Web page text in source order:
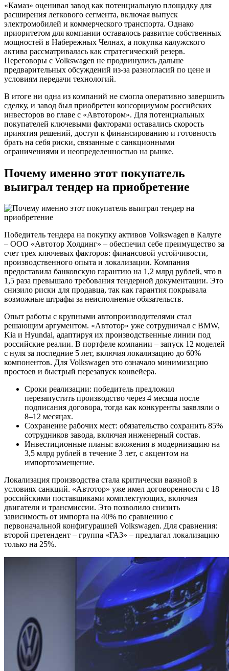
«Камаз» оценивал завод как потенциальную площадку для
расширения легкового сегмента, включая выпуск
электромобилей и коммерческого транспорта. Однако
приоритетом для компании оставалось развитие собственных
мощностей в Набережных Челнах, а покупка калужского
актива рассматривалась как стратегический резерв.
Переговоры с Volkswagen не продвинулись дальше
предварительных обсуждений из-за разногласий по цене и
условиям передачи технологий.
В итоге ни одна из компаний не смогла оперативно завершить
сделку, и завод был приобретен консорциумом российских
инвесторов во главе с «Автотором». Для потенциальных
покупателей ключевыми факторами оставались скорость
принятия решений, доступ к финансированию и готовность
брать на себя риски, связанные с санкционными
ограничениями и неопределенностью на рынке.
Почему именно этот покупатель
выиграл тендер на приобретение
Победитель тендера на покупку активов Volkswagen в Калуге
– ООО «Автотор Холдинг» – обеспечил себе преимущество за
счет трех ключевых факторов: финансовой устойчивости,
производственного опыта и локализации. Компания
предоставила банковскую гарантию на 1,2 млрд рублей, что в
1,5 раза превышало требования тендерной документации. Это
снизило риски для продавца, так как гарантия покрывала
возможные штрафы за неисполнение обязательств.
Опыт работы с крупными автопроизводителями стал
решающим аргументом. «Автотор» уже сотрудничал с BMW,
Kia и Hyundai, адаптируя их производственные линии под
российские реалии. В портфеле компании – запуск 12 моделей
с нуля за последние 5 лет, включая локализацию до 60%
компонентов. Для Volkswagen это означало минимизацию
простоев и быстрый перезапуск конвейера.
Сроки реализации: победитель предложил
перезапустить производство через 4 месяца после
подписания договора, тогда как конкуренты заявляли о
8–12 месяцах.
Сохранение рабочих мест: обязательство сохранить 85%
сотрудников завода, включая инженерный состав.
Инвестиционные планы: вложения в модернизацию на
3,5 млрд рублей в течение 3 лет, с акцентом на
импортозамещение.
Локализация производства стала критически важной в
условиях санкций. «Автотор» уже имел договоренности с 18
российскими поставщиками комплектующих, включая
двигатели и трансмиссии. Это позволило снизить
зависимость от импорта на 40% по сравнению с
первоначальной конфигурацией Volkswagen. Для сравнения:
второй претендент – группа «ГАЗ» – предлагал локализацию
только на 25%.